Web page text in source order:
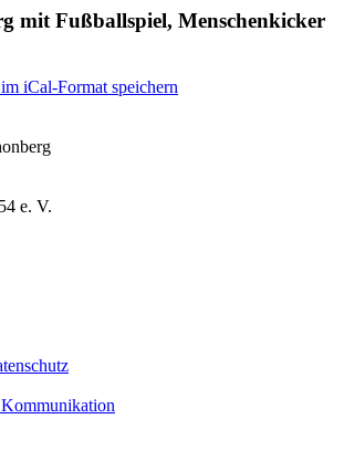
mit Fußballspiel, Menschenkicker
iCal-Format speichern
e. V.